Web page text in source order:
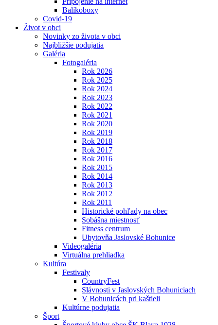
Balíkoboxy
Covid-19
Život v obci
Novinky zo života v obci
Najbližšie podujatia
Galéria
Fotogaléria
Rok 2026
Rok 2025
Rok 2024
Rok 2023
Rok 2022
Rok 2021
Rok 2020
Rok 2019
Rok 2018
Rok 2017
Rok 2016
Rok 2015
Rok 2014
Rok 2013
Rok 2012
Rok 2011
Historické pohľady na obec
Sobášna miestnosť
Fitness centrum
Ubytovňa Jaslovské Bohunice
Videogaléria
Virtuálna prehliadka
Kultúra
Festivaly
CountryFest
Slávnosti v Jaslovských Bohuniciach
V Bohunicách pri kaštieli
Kultúrne podujatia
Šport